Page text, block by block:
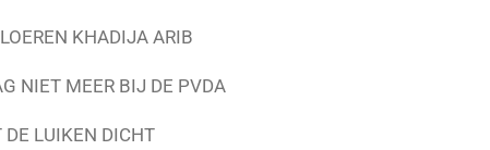
KHADIJA ARIB
NIET MEER BIJ DE PVDA
DE LUIKEN DICHT